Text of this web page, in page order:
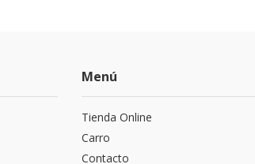
Menú
Tienda Online
Carro
Contacto